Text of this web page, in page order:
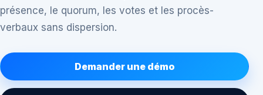
présence, le quorum, les votes et les procès-
verbaux sans dispersion.
Demander une démo